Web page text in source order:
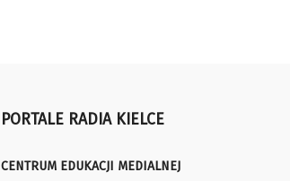
PORTALE RADIA KIELCE
CENTRUM EDUKACJI MEDIALNEJ